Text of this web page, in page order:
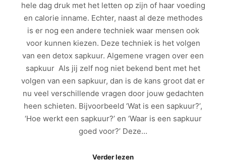
hele dag druk met het letten op zijn of haar voeding
en calorie inname. Echter, naast al deze methodes
is er nog een andere techniek waar mensen ook
voor kunnen kiezen. Deze techniek is het volgen
van een detox sapkuur. Algemene vragen over een
sapkuur Als jij zelf nog niet bekend bent met het
volgen van een sapkuur, dan is de kans groot dat er
nu veel verschillende vragen door jouw gedachten
heen schieten. Bijvoorbeeld ‘Wat is een sapkuur?’,
‘Hoe werkt een sapkuur?’ en ‘Waar is een sapkuur
goed voor?’ Deze…
Verder lezen